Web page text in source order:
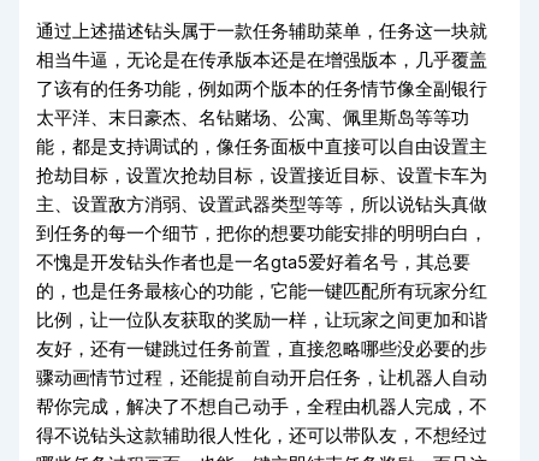
通过上述描述钻头属于一款任务辅助菜单，任务这一块就
相当牛逼，无论是在传承版本还是在增强版本，几乎覆盖
了该有的任务功能，例如两个版本的任务情节像全副银行
太平洋、末日豪杰、名钻赌场、公寓、佩里斯岛等等功
能，都是支持调试的，像任务面板中直接可以自由设置主
抢劫目标，设置次抢劫目标，设置接近目标、设置卡车为
主、设置敌方消弱、设置武器类型等等，所以说钻头真做
到任务的每一个细节，把你的想要功能安排的明明白白，
不愧是开发钻头作者也是一名gta5爱好着名号，其总要
的，也是任务最核心的功能，它能一键匹配所有玩家分红
比例，让一位队友获取的奖励一样，让玩家之间更加和谐
友好，还有一键跳过任务前置，直接忽略哪些没必要的步
骤动画情节过程，还能提前自动开启任务，让机器人自动
帮你完成，解决了不想自己动手，全程由机器人完成，不
得不说钻头这款辅助很人性化，还可以带队友，不想经过